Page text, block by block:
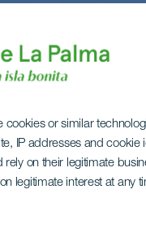
cookies or similar
IP addresses and cookie
on their legitimate
legitimate interest at any